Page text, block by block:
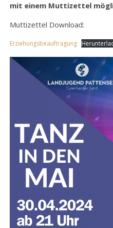
mit einem Muttizettel
Muttizettel Download:
Erziehungsbeauftragung